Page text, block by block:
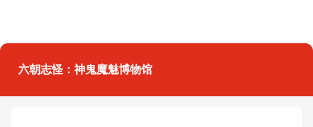
六朝志怪：神鬼魔魅博物馆